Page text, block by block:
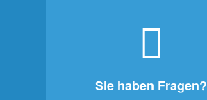
Sie haben Fragen?